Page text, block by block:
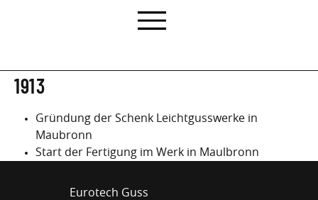
1913
Gründung der Schenk Leichtgusswerke in
Maubronn
Start der Fertigung im Werk in Maulbronn
Eurotech Guss